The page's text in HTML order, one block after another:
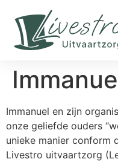
Immanuel en zijn
onze geliefde ouders
unieke manier conform
Livestro uitvaartzorg